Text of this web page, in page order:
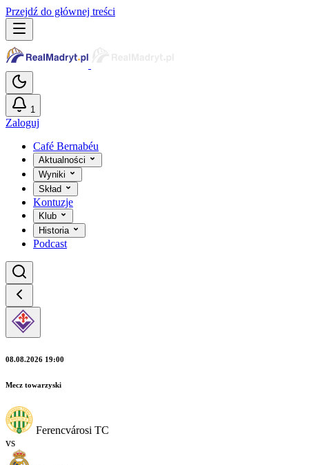
Przejdź do głównej treści
1
Zaloguj
Café Bernabéu
Aktualności
Wyniki
Skład
Kontuzje
Klub
Historia
Podcast
08.08.2026 19:00
Mecz towarzyski
Ferencvárosi TC
vs